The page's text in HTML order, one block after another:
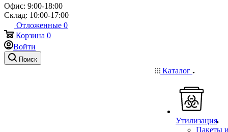
Офис: 9:00-18:00
Склад: 10:00-17:00
Отложенные 0
Корзина 0
Войти
Поиск
Каталог
Утилизация
Пакеты